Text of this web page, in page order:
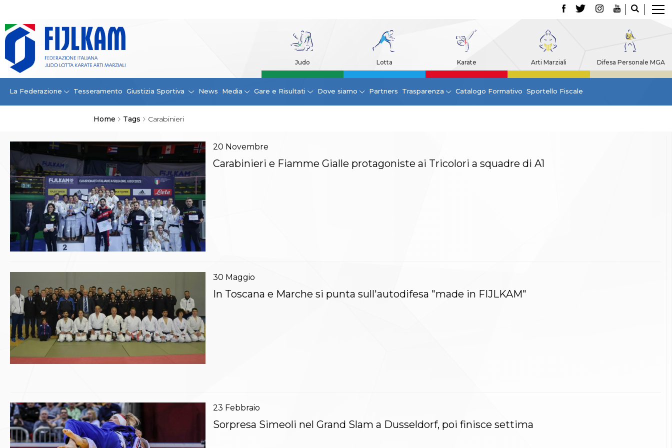
Judo Lotta Karate Arti Marziali Difesa Personale MGA
La Federazione Tesseramento Giustizia Sportiva News Media Gare e Risultati Dove siamo Partners Trasparenza Catalogo Formativo Sportello Fiscale
Home Tags Carabinieri
La Federazione
La FIJLKAM
Organigramma
Storia
Campioni di tutti i tempi
News
Convenzioni
Tecnici
Contatti
Safeguarding Policy
Ufficiali di Gara
Antidoping e tutela sanitaria
Tesseramento
Contatti
Norme e modulistica Affiliazioni e Tesseramenti
Polizza Assicurativa
Classifica Società Sportive con più di 100 atleti
Protocollo udienze in videoconferenza
Documenti e Modulistica
Contatti
Provvedimenti in corso
Sentenze Giudice Sportivo
Sentenze Tribunale Federale
Sentenze Corte Sportiva e Federale di Appello
Sentenze di 1° Grado
Dispositivi Tribunale Federale
Dispositivi Corte Sportiva e Federale di Appello
Spese per l’accesso alla Giustizia
Gare e Risultati
20 Novembre
Carabinieri e Fiamme Gialle protagoniste ai Tricolori a squadre di A1
30 Maggio
In Toscana e Marche si punta sull'autodifesa "made in FIJLKAM"
23 Febbraio
Sorpresa Simeoli nel Grand Slam a Dusseldorf, poi finisce settima